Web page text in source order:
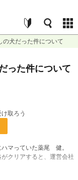
の犬だった件について
った件について
取ろう
マっていた薬尾 健。
クリアすると、運営会社